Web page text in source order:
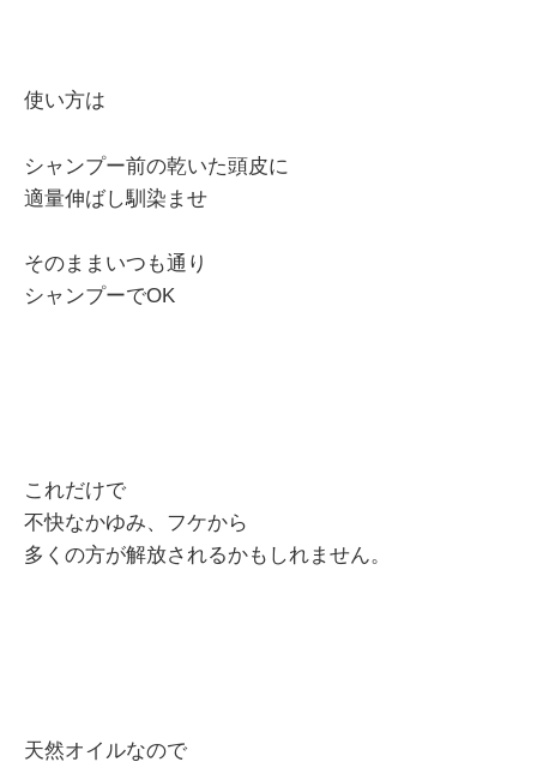
使い方は
シャンプー前の乾いた頭皮に
適量伸ばし馴染ませ
そのままいつも通り
シャンプーでOK
これだけで
不快なかゆみ、フケから
多くの方が解放されるかもしれません。
天然オイルなので